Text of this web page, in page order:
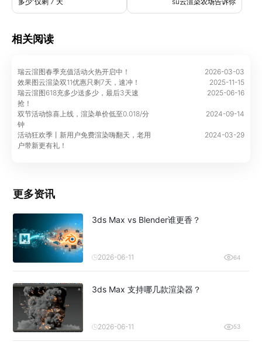
相关阅读
瑞云渲图春季充值活动火热开启中！
2026-03-03
效果图云渲染双11优惠只剩7天，速冲！
2025-11-15
瑞云渲图618充多少送多少，最后3天速
抢！
2025-06-16
双节活动惊喜上线，渲染单价低至0.018/分
钟
2024-09-14
活动狂欢季丨新用户免费渲染嗨翻天，老用
户带新更有礼！
2024-03-29
更多资讯
3ds Max vs Blender谁更香？
2026-06-11 64
3ds Max 支持哪几款渲染器？
2026-06-11 53